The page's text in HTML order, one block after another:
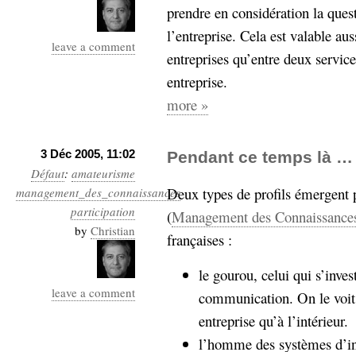
leave a comment
prendre en considération la
l’entreprise. Cela est valable
entreprises qu’entre deux
entreprise.
more »
3 Déc 2005, 11:02
Défaut: amateurisme
management_des_connaissances
participation
by Christian
leave a comment
Pendant ce temps là …
Deux types de profils
(Management des
françaises :
le gourou, celui qui
communication. On le voit
entreprise qu’à l’intérieur.
l’homme des systèmes